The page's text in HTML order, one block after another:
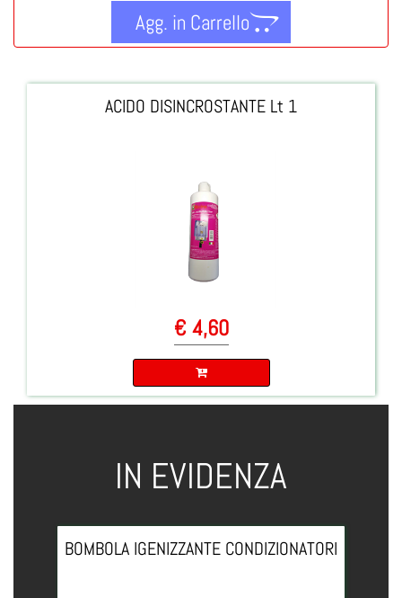
Agg. in Carrello
ACIDO DISINCROSTANTE Lt 1
€ 4,60
IN EVIDENZA
BOMBOLA IGENIZZANTE CONDIZIONATORI